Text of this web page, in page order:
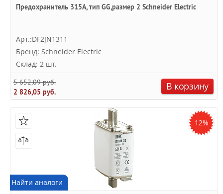
Предохранитель 315A, тип GG,размер 2 Schneider Electric
Арт.:DF2JN1311
Бренд: Schneider Electric
Склад: 2 шт.
5 652,09 руб.
2 826,05 руб.
В корзину
12%
Найти аналоги